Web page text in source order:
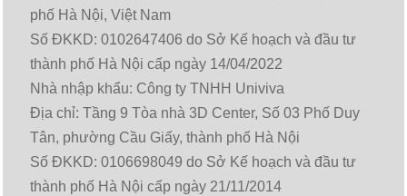
phố Hà Nội, Việt Nam
Số ĐKKD: 0102647406 do Sở Kế hoạch và đầu tư
thành phố Hà Nội cấp ngày 14/04/2022
Nhà nhập khẩu: Công ty TNHH Univiva
Địa chỉ: Tầng 9 Tòa nhà 3D Center, Số 03 Phố Duy
Tân, phường Cầu Giấy, thành phố Hà Nội
Số ĐKKD: 0106698049 do Sở Kế hoạch và đầu tư
thành phố Hà Nội cấp ngày 21/11/2014